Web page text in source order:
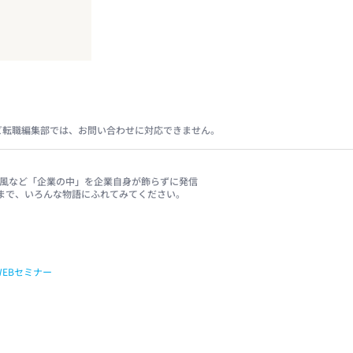
職編集部では、お問い合わせに対応できません。
など「企業の中」を企業自身が飾らずに発信
、いろんな物語にふれてみてください。
セミナー